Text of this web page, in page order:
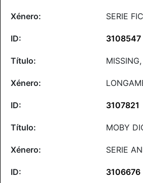
SERIE
3108547
3107821
MOBY
SERIE
3106676